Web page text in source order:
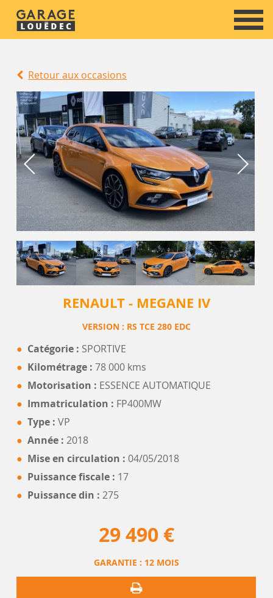
Retour aux occasions
RENAULT - MEGANE IV
VERSION : RS TCE 280 EDC
Catégorie : SPORTIVE
Kilométrage :78 000 kms
Motorisation : ESSENCE AUTOMATIQUE
Immatriculation : FP400MW
Type :VP
Année :2018
Mise en circulation :04/05/2018
Puissance fiscale : 17
Puissance din :275
29 490 €
GARANTIE : 12 MOIS